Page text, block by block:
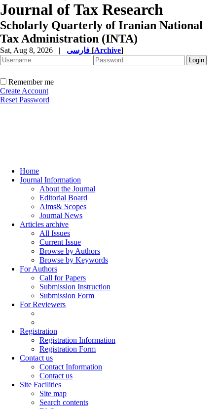
Journal of Tax Research
Scholarly Quarterly of Iranian National
Tax Administration (INTA)
Sat, Aug 8, 2026 | [Archive]
Remember me
Create Account
Reset Password
Home
Journal Information
About the Journal
Editorial Board
Aims& Scopes
Journal News
Articles archive
All Issues
Current Issue
Browse by Authors
Browse by Keywords
For Authors
Call for Papers
Submission Instruction
Submission Form
For Reviewers
Registration
Registration Information
Registration Form
Contact us
Contact Information
Contact us
Site Facilities
Site map
Search contents